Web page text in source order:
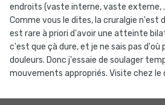
endroits (vaste interne, vaste externe,
Comme vous le dites, la cruralgie n'est
est rare à priori d'avoir une atteinte
c'est que çà dure, et je ne sais pas d'où
douleurs. Donc j'essaie de soulager
mouvements appropriés. Visite chez le